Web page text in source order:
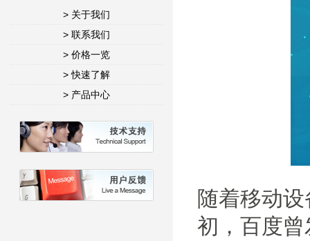
> 关于我们
> 联系我们
> 价格一览
> 快速了解
> 产品中心
随着移动
初，百度